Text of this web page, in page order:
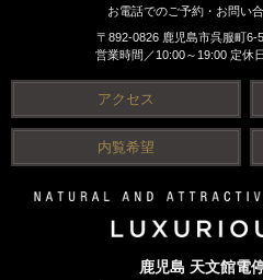
お電話でのご予約・お問い
〒892-0826 鹿児島市呉服町
営業時間／10:00～19:00 定休
アクセス
内覧希望
鹿児島 天文館電